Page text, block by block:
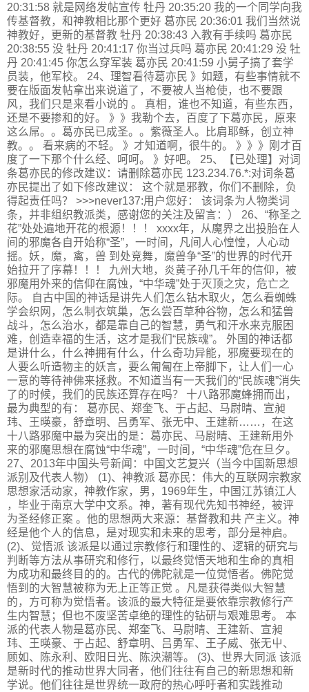
20:31:58 就是网络发帖宣传 牡丹 20:35:20 我的一个同学向我
传基督教，和神教相比那个更好 葛亦民 20:36:01 我们当然说
神教好，更新的基督教 牡丹 20:38:43 入教有手续吗 葛亦民
20:38:55 没 牡丹 20:41:17 你当过兵吗 葛亦民 20:41:29 没 牡
丹 20:41:45 你怎么穿军装 葛亦民 20:41:59 小舅子搞了套学
员装，他军校。 24、理智看待葛亦民 》如题，有些事情就不
要在版面发帖拿出来说道了，不要被人当枪使，也不要跟
风，我们只是来看小说的 。 真相，谁也不知道，有些东西，
还是不要掺和的好。 》》我勒个去，百度了下葛亦民，原来
这么屌。。葛亦民已成圣。。紫薇圣人。比肩耶稣，创立神
教。。 看来病的不轻。 》才知道啊，很牛的。 》》》刚才百
度了一下那个什么经、呵呵。 》好吧。 25、【已处理】对词
条葛亦民的修改建议：请删除葛亦民 123.234.76.*:对词条葛
亦民提出了如下修改建议： 这个就是邪教，你们不删除，负
得起责任吗？ >>>never137:用户您好： 该词条为人物类词
条，并非组织教派类，感谢您的关注及留言：） 26、“称圣之
花”处处遍地开花的根源！！！ xxxx年，从魔界之出投胎在人
间的邪魔各自开始称“圣”，一时间，凡间人心惶惶，人心动
摇。妖，魔，禽，兽 到处竞舞，魔兽争“圣”的世界的时代开
始拉开了序幕！！！ 九州大地，炎黄子孙几千年的信仰，被
邪魔用外来的信仰在腐蚀，“中华魂”处于灭顶之灾，危亡之
际。 自古中国的神话是讲先人们怎么钻木取火，怎么看蜘蛛
学会织网，怎么制衣筑巢，怎么尝百草种谷物，怎么和猛兽
战斗，怎么治水，都是靠自己的智慧，勇气和汗水来克服困
难，创造幸福的生活，这才是我们“民族魂”。 外国的神话都
是讲什么，什么神拥有什么，什么奇功异能，邪魔要现在的
人要么听造物主的妖言，要么匍匐在上帝脚下，让人们一心
一意的等待神佛来拯救。不知道当有一天我们的“民族魂”消失
了的时候，我们的民族还算存在吗？ 十八路邪魔蜂拥而出，
最为典型的有： 葛亦民、郑奎飞、于占起、马尉晴、宣昶
玮、王暎豪，舒章明、吕勇军、张无中、王建新……，在这
十八路邪魔中最为突出的是：葛亦民、马尉晴、王建新用外
来的邪魔思想在腐蚀“中华魂”，一时间，“中华魂”危在旦夕。
27、2013年中国头号新闻：中国文艺复兴（当今中国新思想
派别及代表人物） (1)、神教派 葛亦民：伟大的互联网宗教家
思想家活动家，神教作家，男，1969年生，中国江苏镇江人
，毕业于南京大学中文系。神，著有现代先知书神经，被评
为圣经修正案 。他的思想两大来源：基督教和共 产主义。神
经是他个人的信息，是对现实和未来的思考，部分是神启。
(2)、觉悟派 该派是以通过宗教修行和理性的、逻辑的研究与
判断等方法从事研究和修行，以最终觉悟天地和生命的真相
为成功和最终目的的。古代的佛陀就是一位觉悟者。佛陀觉
悟到的大智慧被称为无上正等正觉 。凡是获得类似大智慧
的，方可称为觉悟者。该派的最大特征是要依靠宗教修行产
生内智慧；但也不废坚苦卓绝的理性的钻研与艰难思考。 本
派的代表人物是葛亦民、郑奎飞、马尉晴、王建新、宣昶
玮、王暎豪、于占起、舒章明、吕勇军、王子威、张无屮、
顾如、陈永利、欧阳日光、陈泱潮等。 (3)、世界大同派 该派
是新时代的推动世界大同者，他们往往有自己的新思想和新
学说。他们往往是世界统一政府的热心呼吁者和实践推动